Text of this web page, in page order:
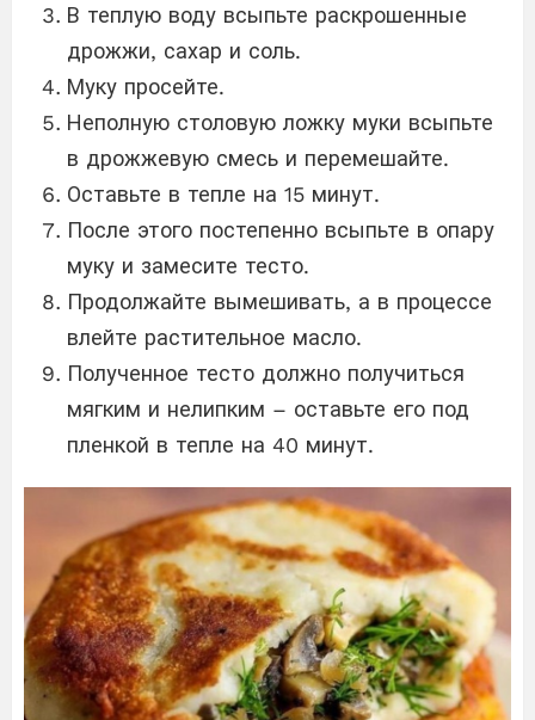
В теплую воду всыпьте раскрошенные
дрожжи, сахар и соль.
Муку просейте.
Неполную столовую ложку муки всыпьте
в дрожжевую смесь и перемешайте.
Оставьте в тепле на 15 минут.
После этого постепенно всыпьте в опару
муку и замесите тесто.
Продолжайте вымешивать, а в процессе
влейте растительное масло.
Полученное тесто должно получиться
мягким и нелипким – оставьте его под
пленкой в ​​тепле на 40 минут.